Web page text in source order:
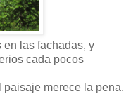
en las fachadas, y
cada pocos
merece la pena.